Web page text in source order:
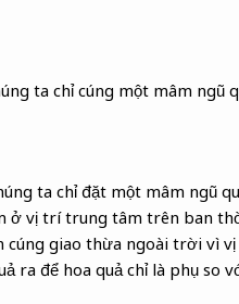
ta chỉ cúng một mâm ngũ
ta chỉ đặt một mâm ngũ
ở vị trí trung tâm trên ban
cúng giao thừa ngoài trời vì
ra để hoa quả chỉ là phụ so